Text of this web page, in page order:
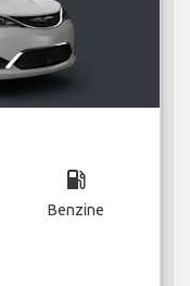
local_gas_station
Benzine